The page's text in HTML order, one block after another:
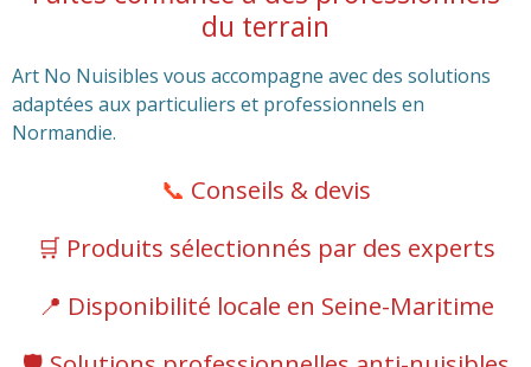
du terrain
Art No Nuisibles vous accompagne avec des solutions
adaptées aux particuliers et professionnels en
Normandie.
📞 Conseils & devis
🛒 Produits sélectionnés par des experts
📍 Disponibilité locale en Seine-Maritime